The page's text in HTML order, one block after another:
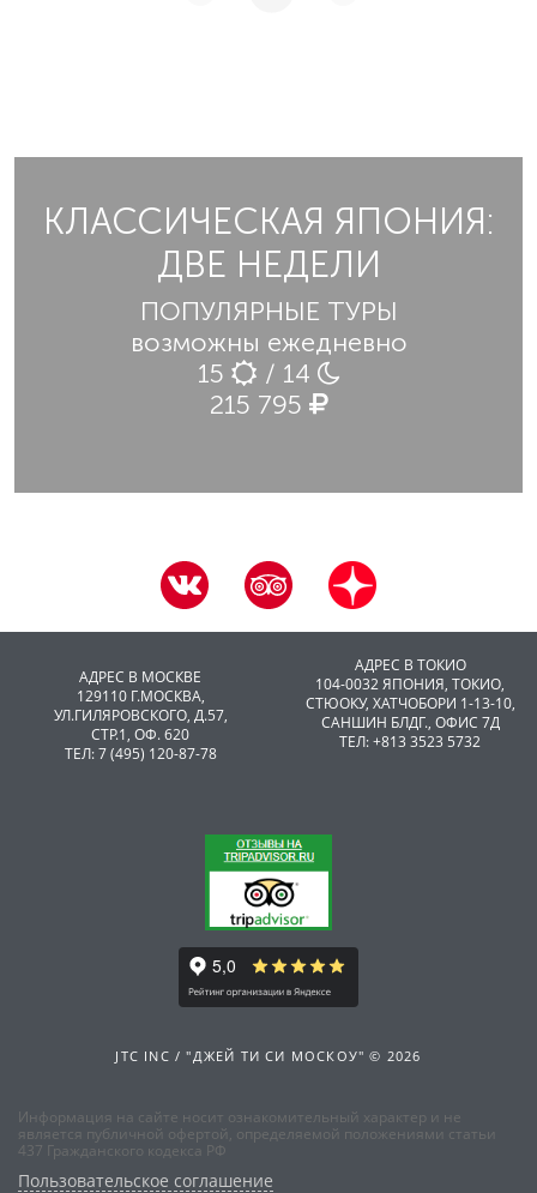
КЛАССИЧЕСКАЯ ЯПОНИЯ:
ДВЕ НЕДЕЛИ
ПОПУЛЯРНЫЕ ТУРЫ
возможны ежедневно
15
/ 14
215 795
АДРЕС В МОСКВЕ
129110 Г.МОСКВА,
УЛ.ГИЛЯРОВСКОГО, Д.57,
СТР.1, ОФ. 620
ТЕЛ: 7 (495) 120-87-78
АДРЕС В ТОКИО
104-0032 ЯПОНИЯ, ТОКИО,
CТЮОКУ, ХАТЧОБОРИ 1-13-10,
САНШИН БЛДГ., ОФИС 7Д
ТЕЛ: +813 3523 5732
JTC INC / "ДЖЕЙ ТИ СИ МОСКОУ" © 2026
Информация на сайте носит ознакомительный характер и не
является публичной офертой, определяемой положениями статьи
437 Гражданского кодекса РФ
Пользовательское соглашение